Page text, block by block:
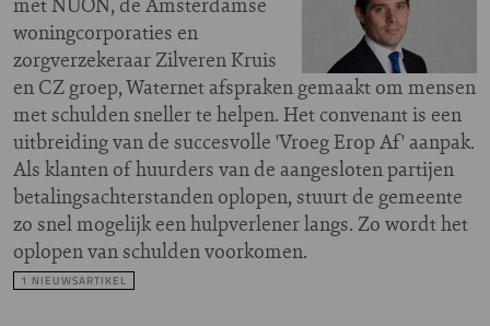
woningcorporaties en
zorgverzekeraar Zilveren Kruis
en CZ groep, Waternet afspraken gemaakt om mensen
met schulden sneller te helpen. Het convenant is een
uitbreiding van de succesvolle 'Vroeg Erop Af' aanpak.
Als klanten of huurders van de aangesloten partijen
betalingsachterstanden oplopen, stuurt de gemeente
zo snel mogelijk een hulpverlener langs. Zo wordt het
oplopen van schulden voorkomen.
1 NIEUWSARTIKEL